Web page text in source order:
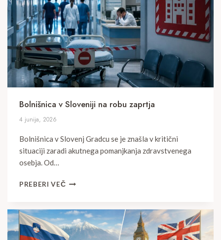
Bolnišnica v Sloveniji na robu zaprtja
4 junija, 2026
Bolnišnica v Slovenj Gradcu se je znašla v kritični
situaciji zaradi akutnega pomanjkanja zdravstvenega
osebja. Od…
PREBERI VEČBOLNIŠNICA
NA
ROBU
ZAPRTJA